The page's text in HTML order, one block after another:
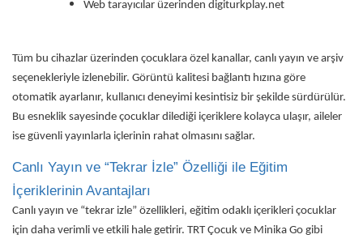
Web tarayıcılar üzerinden digiturkplay.net
Tüm bu cihazlar üzerinden çocuklara özel kanallar, canlı yayın ve arşiv
seçenekleriyle izlenebilir. Görüntü kalitesi bağlantı hızına göre
otomatik ayarlanır, kullanıcı deneyimi kesintisiz bir şekilde sürdürülür.
Bu esneklik sayesinde çocuklar dilediği içeriklere kolayca ulaşır, aileler
ise güvenli yayınlarla içlerinin rahat olmasını sağlar.
Canlı Yayın ve “Tekrar İzle” Özelliği ile Eğitim
İçeriklerinin Avantajları
Canlı yayın ve “tekrar izle” özellikleri, eğitim odaklı içerikleri çocuklar
için daha verimli ve etkili hale getirir. TRT Çocuk ve Minika Go gibi